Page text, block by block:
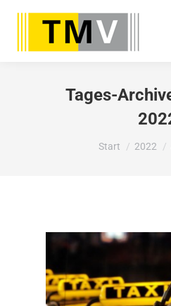
Tages-
Sie befinden
Start 2022